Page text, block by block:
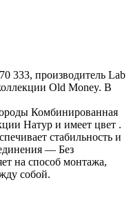
333, производитель Lab
Old Money. В
Комбинированная
Натур и имеет цвет .
стабильность и
— Без
на способ монтажа,
собой.